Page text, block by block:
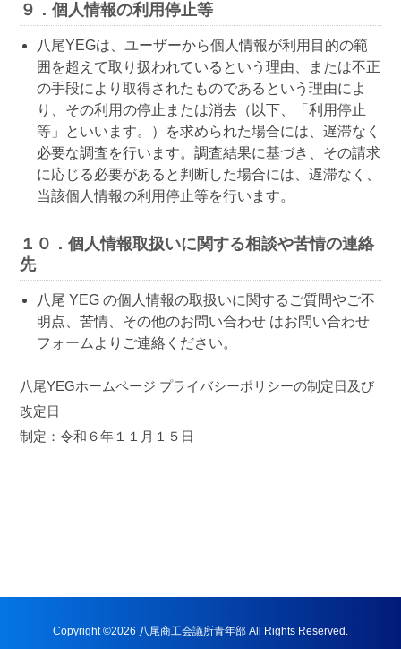
９．個人情報の利用停止等
八尾YEGは、ユーザーから個人情報が利用目的の範
囲を超えて取り扱われているという理由、または不正
の手段により取得されたものであるという理由によ
り、その利用の停止または消去（以下、「利用停止
等」といいます。）を求められた場合には、遅滞なく
必要な調査を行います。調査結果に基づき、その請求
に応じる必要があると判断した場合には、遅滞なく、
当該個人情報の利用停止等を行います。
１０．個人情報取扱いに関する相談や苦情の連絡
先
八尾 YEG の個人情報の取扱いに関するご質問やご不
明点、苦情、その他のお問い合わせ はお問い合わせ
フォームよりご連絡ください。
八尾YEGホームページ プライバシーポリシーの制定日及び
改定日
制定：令和６年１１月１５日
Copyright ©2026 八尾商工会議所青年部 All Rights Reserved.